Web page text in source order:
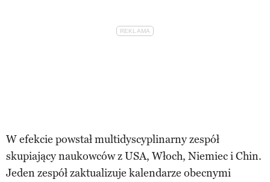
W efekcie powstał multidyscyplinarny zespół
skupiający naukowców z USA, Włoch, Niemiec i Chin.
Jeden zespół zaktualizuje kalendarze obecnymi